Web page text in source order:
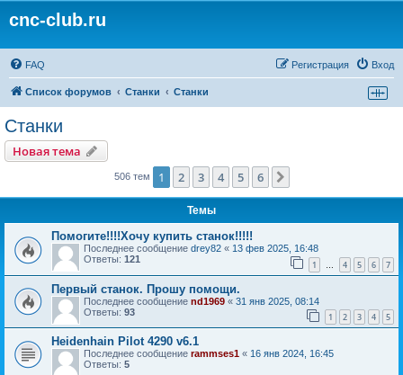
cnc-club.ru
FAQ Вход
Регистрация
Список форумов Станки Станки
Станки
Новая тема
506 тем 1 2 3 4 5 6
Темы
Помогите!!!!Хочу купить станок!!!!!
Последнее сообщение drey82 « 13 фев 2025, 16:48
Ответы: 121 1 … 4 5 6 7
Первый станок. Прошу помощи.
Последнее сообщение nd1969 « 31 янв 2025, 08:14
Ответы: 93 1 2 3 4 5
Heidenhain Pilot 4290 v6.1
Последнее сообщение rammses1 « 16 янв 2024, 16:45
Ответы: 5